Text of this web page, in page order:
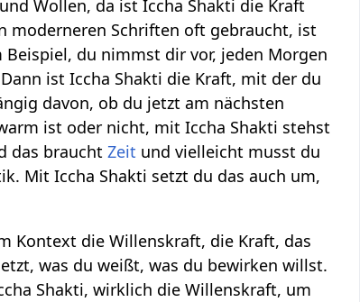
Wollen, da ist Iccha Shakti die Kraft
moderneren Schriften oft gebraucht, ist
du nimmst dir vor, jeden Morgen
ist Iccha Shakti die Kraft, mit der du
davon, ob du jetzt am nächsten
ist oder nicht, mit Iccha Shakti stehst
das brauchtZeit und vielleicht musst du
Mit Iccha Shakti setzt du das auch um,
Kontext die Willenskraft, die Kraft, das
was du weißt, was du bewirken willst.
Shakti, wirklich die Willenskraft, um